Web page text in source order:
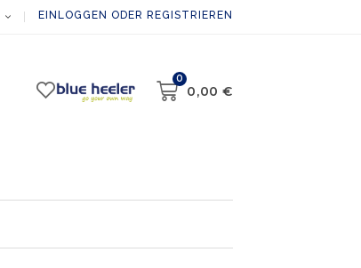
EINLOGGEN ODER REGISTRIEREN
0,00€
0